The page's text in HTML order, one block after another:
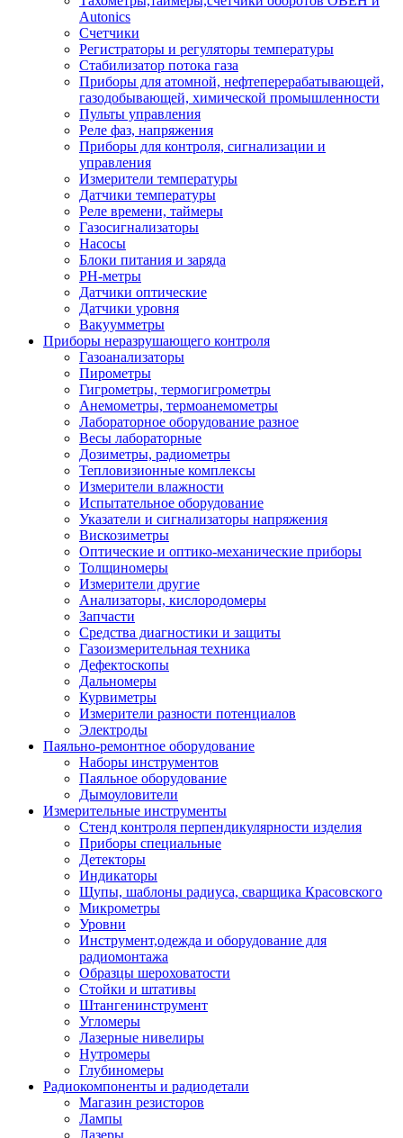
Autonics
Счетчики
Регистраторы и регуляторы температуры
Стабилизатор потока газа
Приборы для атомной, нефтеперерабатывающей,
газодобывающей, химической промышленности
Пульты управления
Реле фаз, напряжения
Приборы для контроля, сигнализации и
управления
Измерители температуры
Датчики температуры
Реле времени, таймеры
Газосигнализаторы
Насосы
Блоки питания и заряда
PH-метры
Датчики оптические
Датчики уровня
Вакуумметры
Приборы неразрушающего контроля
Газоанализаторы
Пирометры
Гигрометры, термогигрометры
Анемометры, термоанемометры
Лабораторное оборудование разное
Весы лабораторные
Дозиметры, радиометры
Тепловизионные комплексы
Измерители влажности
Испытательное оборудование
Указатели и сигнализаторы напряжения
Вискозиметры
Оптические и оптико-механические приборы
Толщиномеры
Измерители другие
Анализаторы, кислородомеры
Запчасти
Средства диагностики и защиты
Газоизмерительная техника
Дефектоскопы
Дальномеры
Курвиметры
Измерители разности потенциалов
Электроды
Паяльно-ремонтное оборудование
Наборы инструментов
Паяльное оборудование
Дымоуловители
Измерительные инструменты
Стенд контроля перпендикулярности изделия
Приборы специальные
Детекторы
Индикаторы
Щупы, шаблоны радиуса, сварщика Красовского
Микрометры
Уровни
Инструмент,одежда и оборудование для
радиомонтажа
Образцы шероховатости
Стойки и штативы
Штангенинструмент
Угломеры
Лазерные нивелиры
Нутромеры
Глубиномеры
Радиокомпоненты и радиодетали
Магазин резисторов
Лампы
Лазеры